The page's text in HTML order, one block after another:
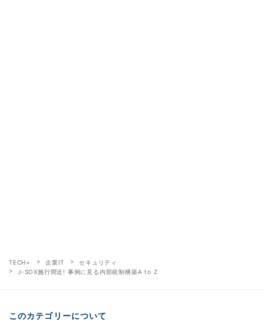
TECH+ 企業IT
セキュリティ
J-SOX施行間近! 事例に見る内部統制構築A to Z
このカテゴリーについて